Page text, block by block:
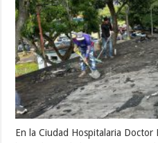
En la Ciudad Hospitalaria Doctor